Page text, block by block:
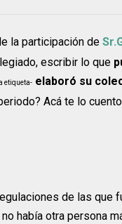
la participación de
escribir lo que
etiqueta- elaboró su
Acá te lo
de las que
había otra persona